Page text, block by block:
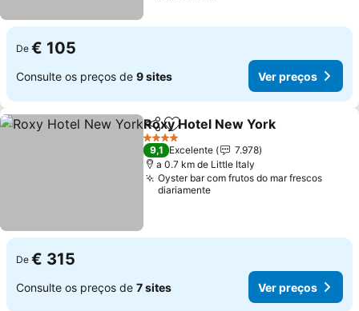
De € 105
Consulte os preços de 9 sites Ver preços
PartilharAdicionar aos favoritos
Roxy Hotel New York
4 Estrelas
9,1 Excelente
7.978
a 0.7 km de Little Italy
Oyster bar com frutos do mar frescos
diariamente
De € 315
Consulte os preços de 7 sites Ver preços